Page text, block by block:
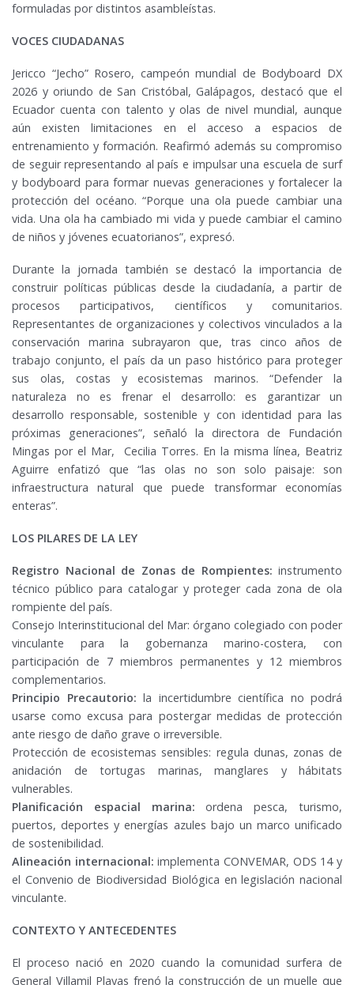
formuladas por distintos asambleístas.
VOCES CIUDADANAS
Jericco “Jecho” Rosero, campeón mundial de Bodyboard DX
2026 y oriundo de San Cristóbal, Galápagos, destacó que el
Ecuador cuenta con talento y olas de nivel mundial, aunque
aún existen limitaciones en el acceso a espacios de
entrenamiento y formación. Reafirmó además su compromiso
de seguir representando al país e impulsar una escuela de surf
y bodyboard para formar nuevas generaciones y fortalecer la
protección del océano. “Porque una ola puede cambiar una
vida. Una ola ha cambiado mi vida y puede cambiar el camino
de niños y jóvenes ecuatorianos”, expresó.
Durante la jornada también se destacó la importancia de
construir políticas públicas desde la ciudadanía, a partir de
procesos participativos, científicos y comunitarios.
Representantes de organizaciones y colectivos vinculados a la
conservación marina subrayaron que, tras cinco años de
trabajo conjunto, el país da un paso histórico para proteger
sus olas, costas y ecosistemas marinos. “Defender la
naturaleza no es frenar el desarrollo: es garantizar un
desarrollo responsable, sostenible y con identidad para las
próximas generaciones”, señaló la directora de Fundación
Mingas por el Mar, Cecilia Torres. En la misma línea, Beatriz
Aguirre enfatizó que “las olas no son solo paisaje: son
infraestructura natural que puede transformar economías
enteras”.
LOS PILARES DE LA LEY
Registro Nacional de Zonas de Rompientes: instrumento
técnico público para catalogar y proteger cada zona de ola
rompiente del país.
Consejo Interinstitucional del Mar: órgano colegiado con poder
vinculante para la gobernanza marino-costera, con
participación de 7 miembros permanentes y 12 miembros
complementarios.
Principio Precautorio: la incertidumbre científica no podrá
usarse como excusa para postergar medidas de protección
ante riesgo de daño grave o irreversible.
Protección de ecosistemas sensibles: regula dunas, zonas de
anidación de tortugas marinas, manglares y hábitats
vulnerables.
Planificación espacial marina: ordena pesca, turismo,
puertos, deportes y energías azules bajo un marco unificado
de sostenibilidad.
Alineación internacional: implementa CONVEMAR, ODS 14 y
el Convenio de Biodiversidad Biológica en legislación nacional
vinculante.
CONTEXTO Y ANTECEDENTES
El proceso nació en 2020 cuando la comunidad surfera de
General Villamil Playas frenó la construcción de un muelle que